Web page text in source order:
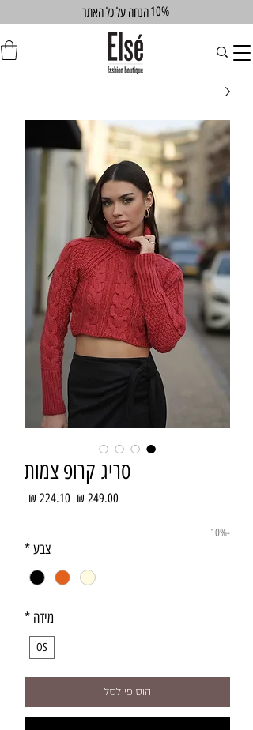
הנחה על כל האתר10%
סריג קרופ צמות
‏249.00 ‏₪
מחיר
-10%
צבע*
מידה *
OS
הוסיפי לסל